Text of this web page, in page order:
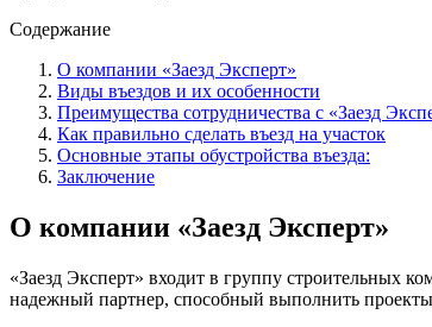
Содержание
О компании «Заезд Эксперт»
Виды въездов и их особенности
Преимущества сотрудничества с «Заезд
Как правильно сделать въезд на участок
Основные этапы обустройства въезда:
Заключение
О компании «Заезд Эксперт»
«Заезд Эксперт» входит в группу строительных
надежный партнер, способный выполнить